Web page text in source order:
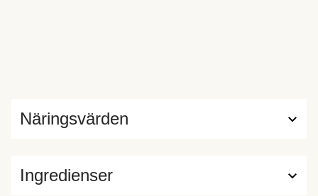
Ingredienser
Näringsvärden